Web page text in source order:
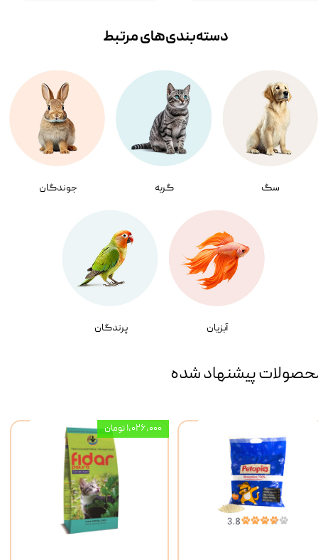
سگ گربه جوندگان
آبزیان پرندگان
دسته‌بندی‌‌های مرتبط
پیشنهاد شده
۱,۰۲۶,۰۰۰ تومان